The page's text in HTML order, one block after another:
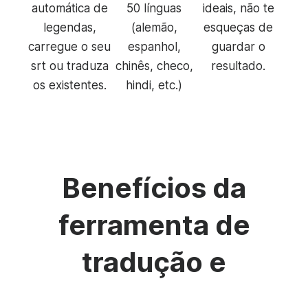
automática de
legendas,
carregue o seu
srt ou traduza
os existentes.
50 línguas
(alemão,
espanhol,
chinês, checo,
hindi, etc.)
ideais, não te
esqueças de
guardar o
resultado.
Benefícios da
ferramenta de
tradução e